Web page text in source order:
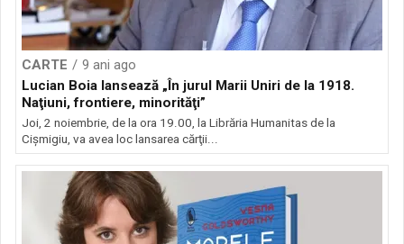
CARTE
9 ani ago
Lucian Boia lansează „În jurul Marii Uniri de la 1918.
Naţiuni, frontiere, minorităţi”
Joi, 2 noiembrie, de la ora 19.00, la Librăria Humanitas de la
Cişmigiu, va avea loc lansarea cărţii...